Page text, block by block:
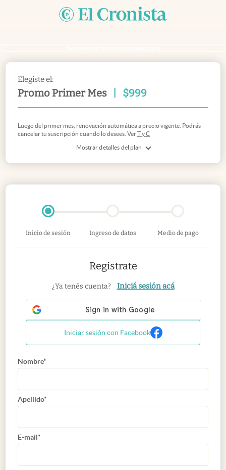
Elegiste el:
Promo Primer Mes $999
Mostrar detalles del plan
Luego del primer mes, renovación automática a precio vigente. Podrás
cancelar tu suscripción cuando lo desees. VerT y C
Inicio de sesión Ingreso de datos Medio de pago
Registrate
¿Ya tenés cuenta? Iniciá sesión acá
Iniciar sesión con Facebook
Nombre*
Apellido*
E-mail*